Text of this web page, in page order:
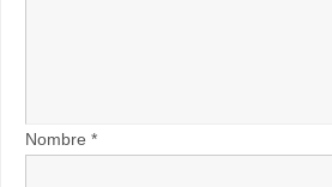
Nombre*